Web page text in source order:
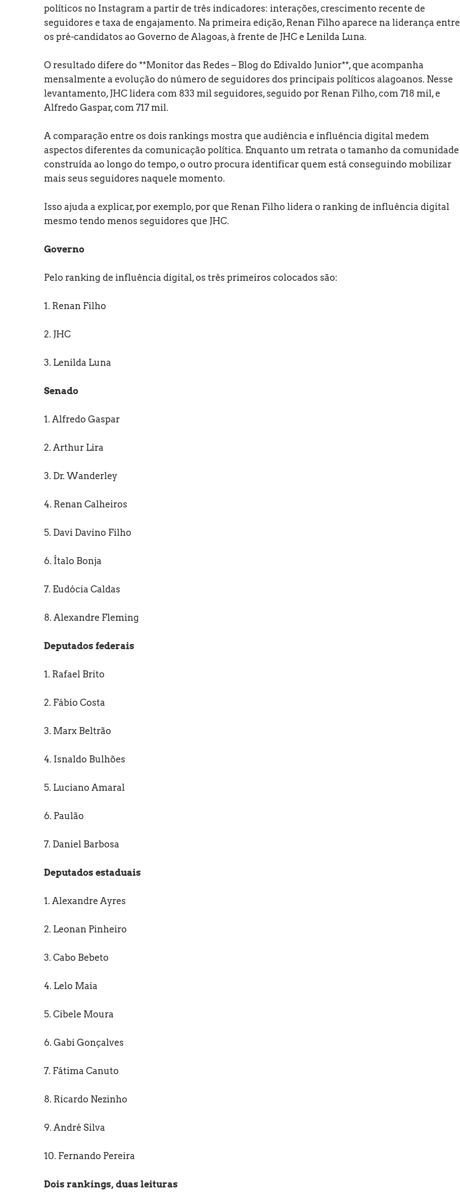
políticos no Instagram a partir de três indicadores: interações, crescimento recente de
seguidores e taxa de engajamento. Na primeira edição, Renan Filho aparece na liderança entre
os pré-candidatos ao Governo de Alagoas, à frente de JHC e Lenilda Luna.
O resultado difere do **Monitor das Redes – Blog do Edivaldo Junior**, que acompanha
mensalmente a evolução do número de seguidores dos principais políticos alagoanos. Nesse
levantamento, JHC lidera com 833 mil seguidores, seguido por Renan Filho, com 718 mil, e
Alfredo Gaspar, com 717 mil.
A comparação entre os dois rankings mostra que audiência e influência digital medem
aspectos diferentes da comunicação política. Enquanto um retrata o tamanho da comunidade
construída ao longo do tempo, o outro procura identificar quem está conseguindo mobilizar
mais seus seguidores naquele momento.
Isso ajuda a explicar, por exemplo, por que Renan Filho lidera o ranking de influência digital
mesmo tendo menos seguidores que JHC.
Governo
Pelo ranking de influência digital, os três primeiros colocados são:
1. Renan Filho
2. JHC
3. Lenilda Luna
Senado
1. Alfredo Gaspar
2. Arthur Lira
3. Dr. Wanderley
4. Renan Calheiros
5. Davi Davino Filho
6. Ítalo Bonja
7. Eudócia Caldas
8. Alexandre Fleming
Deputados federais
1. Rafael Brito
2. Fábio Costa
3. Marx Beltrão
4. Isnaldo Bulhões
5. Luciano Amaral
6. Paulão
7. Daniel Barbosa
Deputados estaduais
1. Alexandre Ayres
2. Leonan Pinheiro
3. Cabo Bebeto
4. Lelo Maia
5. Cibele Moura
6. Gabi Gonçalves
7. Fátima Canuto
8. Ricardo Nezinho
9. André Silva
10. Fernando Pereira
Dois rankings, duas leituras